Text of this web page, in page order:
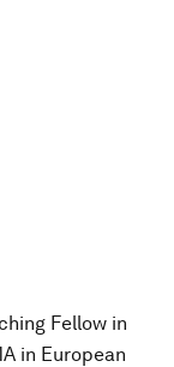
Fellow in
in European